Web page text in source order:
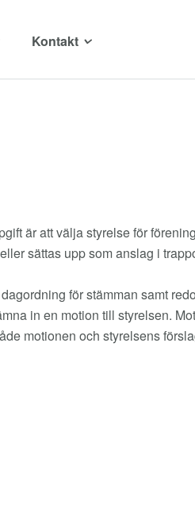
Kontakt
är att välja styrelse för
sättas upp som anslag i
för stämman samt
in en motion till styrelsen.
motionen och styrelsens